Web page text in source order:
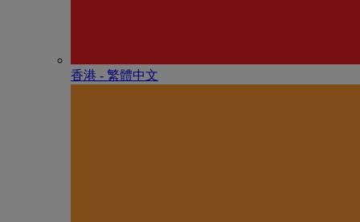
香港 - 繁體中文